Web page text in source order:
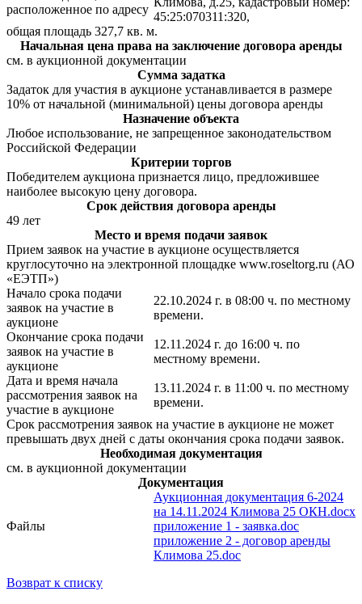
расположенное по адресу
45:25:070311:320,
общая площадь 327,7 кв. м.
Начальная цена права на заключение договора аренды
см. в аукционной документации
Сумма задатка
Задаток для участия в аукционе устанавливается в размере
10% от начальной (минимальной) цены договора аренды
Назначение объекта
Любое использование, не запрещенное законодательством
Российской Федерации
Критерии торгов
Победителем аукциона признается лицо, предложившее
наиболее высокую цену договора.
Срок действия договора аренды
49 лет
Место и время подачи заявок
Прием заявок на участие в аукционе осуществляется
круглосуточно на электронной площадке www.roseltorg.ru (АО
«ЕЭТП»)
Начало срока подачи
заявок на участие в
аукционе
22.10.2024 г. в 08:00 ч. по местному
времени.
Окончание срока подачи
заявок на участие в
аукционе
12.11.2024 г. до 16:00 ч. по
местному времени.
Дата и время начала
рассмотрения заявок на
участие в аукционе
13.11.2024 г. в 11:00 ч. по местному
времени.
Срок рассмотрения заявок на участие в аукционе не может
превышать двух дней с даты окончания срока подачи заявок.
Необходимая документация
см. в аукционной документации
Документация
Файлы
Аукционная документация 6-2024
на 14.11.2024 Климова 25 ОКН.docx
приложение 1 - заявка.doc
приложение 2 - договор аренды
Климова 25.doc
Возврат к списку